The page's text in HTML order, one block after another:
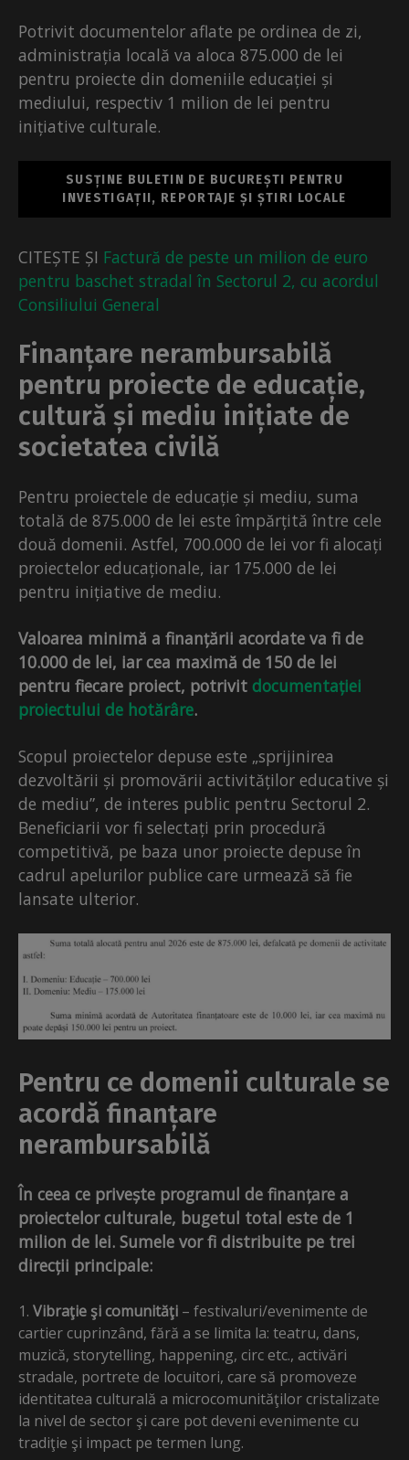
Potrivit documentelor aflate pe ordinea de zi,
administrația locală va aloca 875.000 de lei
pentru proiecte din domeniile educației și
mediului, respectiv 1 milion de lei pentru
inițiative culturale.
SUSȚINE BULETIN DE BUCUREȘTI PENTRU
INVESTIGAȚII, REPORTAJE ȘI ȘTIRI LOCALE
CITEȘTE ȘI Factură de peste un milion de euro
pentru baschet stradal în Sectorul 2, cu acordul
Consiliului General
Finanțare nerambursabilă
pentru proiecte de educație,
cultură și mediu inițiate de
societatea civilă
Pentru proiectele de educație și mediu, suma
totală de 875.000 de lei este împărțită între cele
două domenii. Astfel, 700.000 de lei vor fi alocați
proiectelor educaționale, iar 175.000 de lei
pentru inițiative de mediu.
Valoarea minimă a finanțării acordate va fi de
10.000 de lei, iar cea maximă de 150 de lei
pentru fiecare proiect, potrivit documentației
proiectului de hotărâre.
Scopul proiectelor depuse este „sprijinirea
dezvoltării și promovării activităților educative și
de mediu”, de interes public pentru Sectorul 2.
Beneficiarii vor fi selectați prin procedură
competitivă, pe baza unor proiecte depuse în
cadrul apelurilor publice care urmează să fie
lansate ulterior.
Pentru ce domenii culturale se
acordă finanțare
nerambursabilă
În ceea ce privește programul de finanțare a
proiectelor culturale, bugetul total este de 1
milion de lei. Sumele vor fi distribuite pe trei
direcții principale:
Vibraţie şi comunităţi – festivaluri/evenimente de
cartier cuprinzând, fără a se limita la: teatru, dans,
muzică, storytelling, happening, circ etc., activări
stradale, portrete de locuitori, care să promoveze
identitatea culturală a microcomunităţilor cristalizate
la nivel de sector şi care pot deveni evenimente cu
tradiţie şi impact pe termen lung.